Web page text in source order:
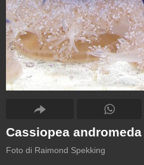
Cassiopea andromeda
Foto di Raimond Spekking